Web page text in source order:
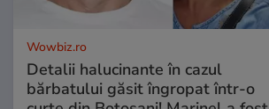
Wowbiz.ro
Detalii halucinante în cazul
bărbatului găsit îngropat într-o